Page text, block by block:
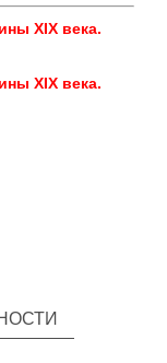
XIX века.
XIX века.